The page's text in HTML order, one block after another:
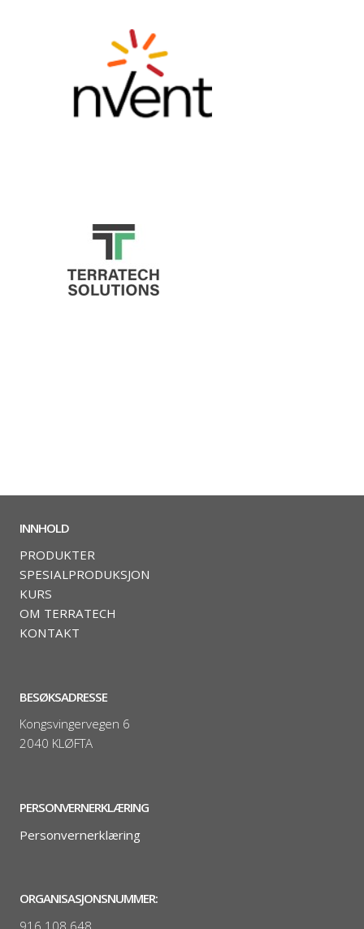
INNHOLD
PRODUKTER
SPESIALPRODUKSJON
KURS
OM TERRATECH
KONTAKT
BESØKSADRESSE
Kongsvingervegen 6
2040 KLØFTA
PERSONVERNERKLÆRING
Personvernerklæring
ORGANISASJONSNUMMER:
916 108 648